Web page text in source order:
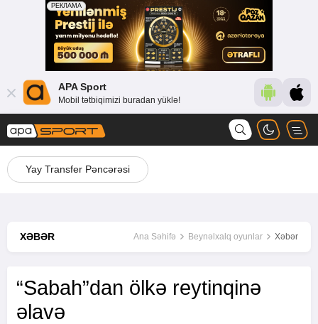
APA Sport
Mobil tətbiqimizi buradan yüklə!
Yay Transfer Pəncərəsi
XƏBƏR Ana Səhifə Beynəlxalq oyunlar Xəbər
“Sabah”dan ölkə reytinqinə
əlavə